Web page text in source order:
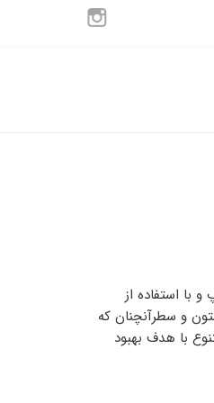
با استفاده از
و سطرآنچنان که
با هدف بهبود